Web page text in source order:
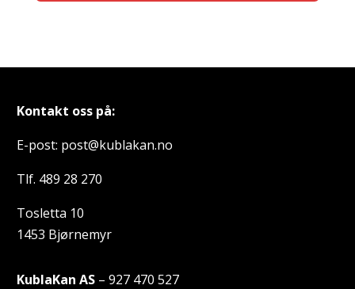
Kontakt oss på:
E-post: post@kublakan.no
Tlf. 489 28 270
Tosletta 10
1453 Bjørnemyr
KublaKan AS – 927 470 527